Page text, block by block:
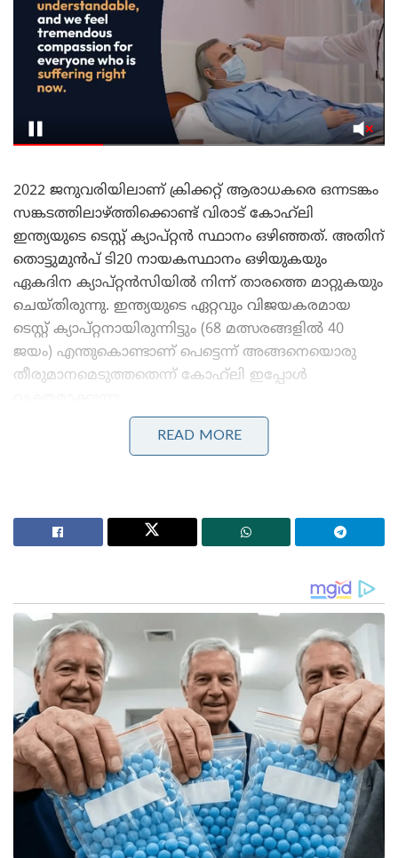
2022 ജനുവരിയിലാണ് ക്രിക്കറ്റ് ആരാധകരെ ഒന്നടങ്കം
സങ്കടത്തിലാഴ്ത്തിക്കൊണ്ട് വിരാട് കോഹ്‌ലി
ഇന്ത്യയുടെ ടെസ്റ്റ് ക്യാപ്റ്റൻ സ്ഥാനം ഒഴിഞ്ഞത്. അതിന്
തൊട്ടുമുൻപ് ടി20 നായകസ്ഥാനം ഒഴിയുകയും
ഏകദിന ക്യാപ്റ്റൻസിയിൽ നിന്ന് താരത്തെ മാറ്റുകയും
ചെയ്തിരുന്നു. ഇന്ത്യയുടെ ഏറ്റവും വിജയകരമായ
ടെസ്റ്റ് ക്യാപ്റ്റനായിരുന്നിട്ടും (68 മത്സരങ്ങളിൽ 40
ജയം) എന്തുകൊണ്ടാണ് പെട്ടെന്ന് അങ്ങനെയൊരു
തീരുമാനമെടുത്തതെന്ന് കോഹ്‌ലി ഇപ്പോൾ
Stories you may like
വേദിയാകും
ഗ്ലാസ്‌ഗോയിൽ ഇന്ത്യൻ ബോക്സിങ് കരുത്ത്:
ബാറ്റിംഗിലെ പ്രധാന കരുത്ത് എന്നതിനൊപ്പം ടീമിന്റെ
നായകസ്ഥാനം കൂടി ഒന്നിച്ച് കൊണ്ടുപോയത് തന്റെ
വ്യക്തിജീവിതത്തെയും മാനസികാരോഗ്യത്തെയും
എങ്ങനെ ബാധിച്ചുവെന്ന് കോഹ്‌ലി ഓർത്തെടുത്തു.
“ഇന്ത്യൻ ക്രിക്കറ്റിനെ ഒന്നാമത് എത്തിക്കുക എന്ന
ഒരൊറ്റ ലക്ഷ്യം മാത്രമാണ് എനിക്കുണ്ടായിരുന്നത്.
എന്നാൽ ബാറ്റിംഗും ക്യാപ്റ്റൻസിയും ഒന്നിച്ച്
കൊണ്ടുപോകുന്നത് ദൈനംദിന ജീവിതത്തിൽ
എത്രത്തോളം ഭാരമേറിയതാണെന്ന് ഞാൻ
തിരിച്ചറിഞ്ഞില്ല. ക്യാപ്റ്റൻസി ഒഴിയുന്ന
READ MORE